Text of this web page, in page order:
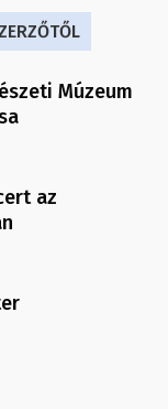
Múzeum
az